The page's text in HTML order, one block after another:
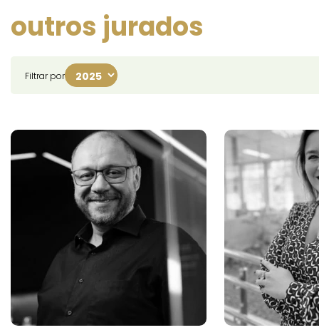
outros jurados
Filtrar por